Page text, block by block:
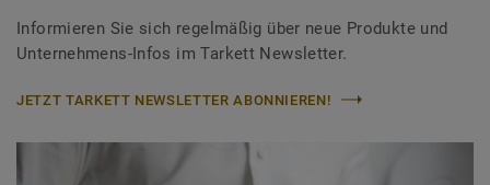
Informieren Sie sich regelmäßig über neue Produkte und
Unternehmens-Infos im Tarkett Newsletter.
JETZT TARKETT NEWSLETTER ABONNIEREN!